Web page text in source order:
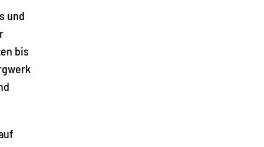
und
bis